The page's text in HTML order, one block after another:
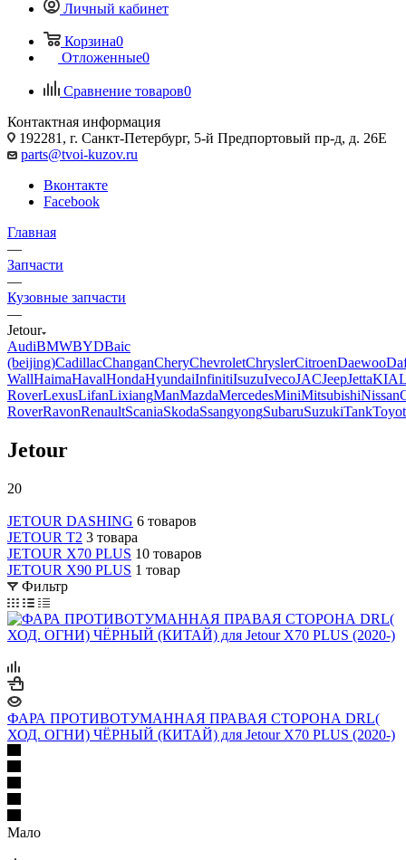
Личный кабинет
Корзина0
Отложенные0
Сравнение товаров0
Контактная информация
192281, г. Санкт-Петербург, 5-й Предпортовый пр-д, д. 26Е
parts@tvoi-kuzov.ru
Вконтакте
Facebook
Главная
—
Запчасти
—
Кузовные запчасти
—
Jetour
AudiBMWBYDBaic
(beijing)CadillacChanganCheryChevroletChryslerCitroenDaewoo
WallHaimaHavalHondaHyundaiInfinitiIsuzuIvecoJACJeepJettaKIA
RoverLexusLifanLixiangManMazdaMercedesMiniMitsubishiNissan
RoverRavonRenaultScaniaSkodaSsangyongSubaruSuzukiTank
Jetour
20
JETOUR DASHING 6 товаров
JETOUR T2 3 товара
JETOUR X70 PLUS 10 товаров
JETOUR X90 PLUS 1 товар
Фильтр
ФАРА ПРОТИВОТУМАННАЯ ПРАВАЯ СТОРОНА DRL(
ХОД. ОГНИ) ЧЁРНЫЙ (КИТАЙ) для Jetour X70 PLUS (2020-)
Мало